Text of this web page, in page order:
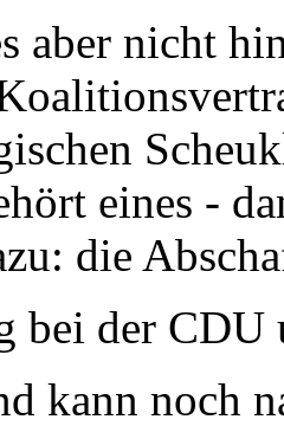
aber nicht
eines -
die
bei der CDU
kann noch